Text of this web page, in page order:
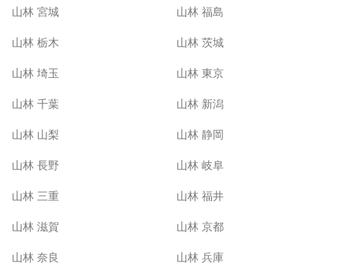
山林 宮城 山林 福島
山林 栃木 山林 茨城
山林 埼玉 山林 東京
山林 千葉 山林 新潟
山林 山梨 山林 静岡
山林 長野 山林 岐阜
山林 三重 山林 福井
山林 滋賀 山林 京都
山林 奈良 山林 兵庫